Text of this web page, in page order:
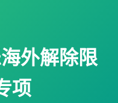
外解除限
项